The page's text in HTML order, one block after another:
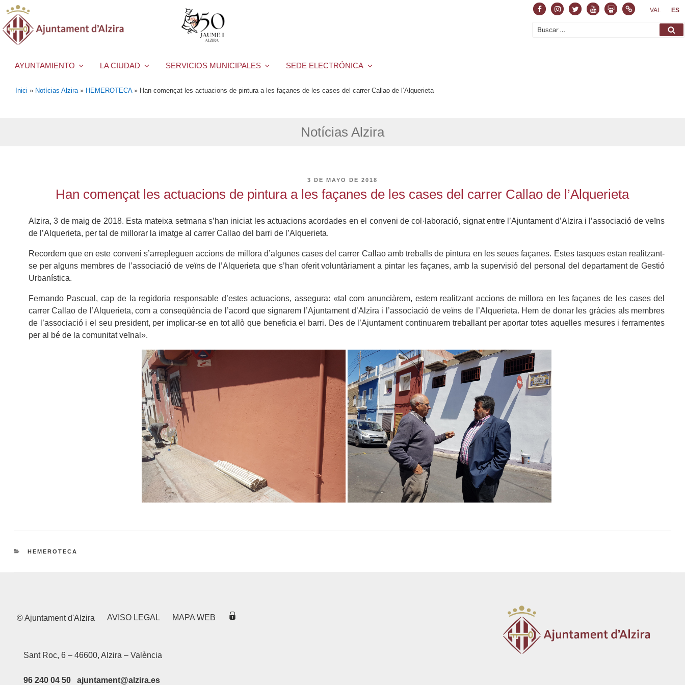
FacebookInstagram
TwitterYoutubeSlideshare
NormasVAL ES
Buscar
AYUNTAMIENTO LA CIUDAD SERVICIOS MUNICIPALES SEDE ELECTRÓNICA
Inici » Notícias Alzira » HEMEROTECA» Han començat les actuacions de pintura a les façanes de les cases del carrer Callao de l’Alquerieta
Notícias Alzira
PUBLICADO
3 DE MAYO DE 2018
Han començat les actuacions de pintura a les façanes de les cases del carrer Callao de l’Alquerieta
Alzira, 3 de maig de 2018. Esta mateixa setmana s’han iniciat les actuacions acordades en el conveni de col·laboració, signat entre l’Ajuntament d’Alzira i l’associació de veïns
de l’Alquerieta, per tal de millorar la imatge al carrer Callao del barri de l’Alquerieta.
Recordem que en este conveni s’arrepleguen accions de millora d’algunes cases del carrer Callao amb treballs de pintura en les seues façanes. Estes tasques estan realitzant-
se per alguns membres de l’associació de veïns de l’Alquerieta que s’han oferit voluntàriament a pintar les façanes, amb la supervisió del personal del departament de Gestió
Urbanística.
Fernando Pascual, cap de la regidoria responsable d’estes actuacions, assegura: «tal com anunciàrem, estem realitzant accions de millora en les façanes de les cases del
carrer Callao de l’Alquerieta, com a conseqüència de l’acord que signarem l’Ajuntament d’Alzira i l’associació de veïns de l’Alquerieta. Hem de donar les gràcies als membres
de l’associació i el seu president, per implicar-se en tot allò que beneficia el barri. Des de l’Ajuntament continuarem treballant per aportar totes aquelles mesures i ferramentes
per al bé de la comunitat veïnal».
CATEGORÍAS
HEMEROTECA
© Ajuntament d'Alzira AVISO LEGAL MAPA WEB
Sant Roc, 6 – 46600, Alzira – València
96 240 04 50 ajuntament@alzira.es